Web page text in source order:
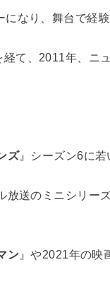
なり、舞台で経験
て、2011年、ニ
ズ』シーズン6に若
放送のミニシリー
ン 』や2021年の映